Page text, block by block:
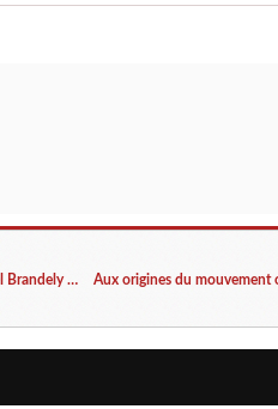
Entretien autour du livre d'Emmanuel Brandely : les historiens contre la Commune